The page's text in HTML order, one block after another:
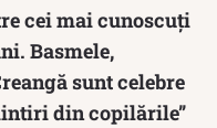
cei mai cunoscuți
Basmele,
sunt celebre
din copilările”